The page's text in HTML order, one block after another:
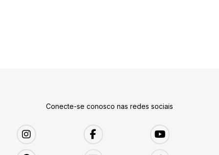
Conecte-se conosco nas redes sociais